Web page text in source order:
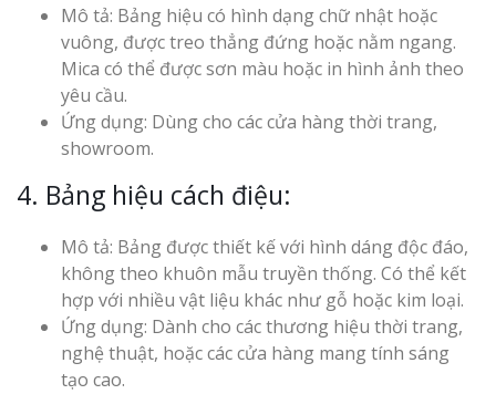
Mô tả: Bảng hiệu có hình dạng chữ nhật hoặc
vuông, được treo thẳng đứng hoặc nằm ngang.
Mica có thể được sơn màu hoặc in hình ảnh theo
yêu cầu.
Ứng dụng: Dùng cho các cửa hàng thời trang,
showroom.
4. Bảng hiệu cách điệu:
Mô tả: Bảng được thiết kế với hình dáng độc đáo,
không theo khuôn mẫu truyền thống. Có thể kết
hợp với nhiều vật liệu khác như gỗ hoặc kim loại.
Ứng dụng: Dành cho các thương hiệu thời trang,
nghệ thuật, hoặc các cửa hàng mang tính sáng
tạo cao.